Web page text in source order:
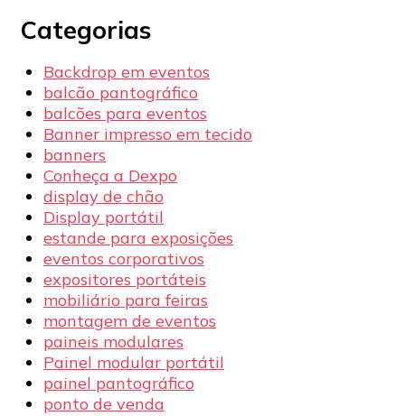
Categorias
Backdrop em eventos
balcão pantográfico
balcões para eventos
Banner impresso em tecido
banners
Conheça a Dexpo
display de chão
Display portátil
estande para exposições
eventos corporativos
expositores portáteis
mobiliário para feiras
montagem de eventos
paineis modulares
Painel modular portátil
painel pantográfico
ponto de venda